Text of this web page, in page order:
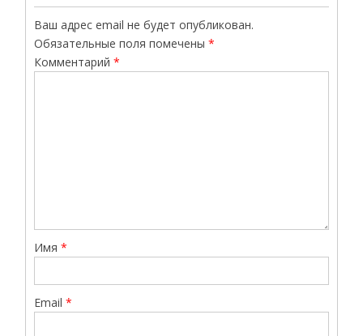
Ваш адрес email не будет опубликован.
Обязательные поля помечены*
Комментарий*
Имя*
Email*